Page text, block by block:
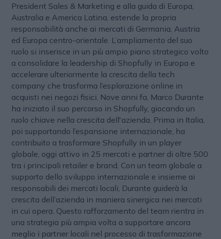
President Sales & Marketing e alla guida di Europa,
Australia e America Latina, estende la propria
responsabilità anche ai mercati di Germania, Austria
ed Europa centro-orientale. L’ampliamento del suo
ruolo si inserisce in un più ampio piano strategico volto
a consolidare la leadership di Shopfully in Europa e
accelerare ulteriormente la crescita della tech
company che trasforma l’esplorazione online in
acquisti nei negozi fisici. Nove anni fa, Marco Durante
ha iniziato il suo percorso in Shopfully, giocando un
ruolo chiave nella crescita dell'azienda. Prima in Italia,
poi supportando l’espansione internazionale, ha
contribuito a trasformare Shopfully in un player
globale, oggi attivo in 25 mercati e partner di oltre 500
tra i principali retailer e brand. Con un team globale a
supporto dello sviluppo internazionale e insieme ai
responsabili dei mercati locali, Durante guiderà la
crescita dell’azienda in maniera sinergica nei mercati
in cui opera. Questo rafforzamento del team rientra in
una strategia più ampia volta a supportare ancora
meglio i partner locali nel processo di trasformazione